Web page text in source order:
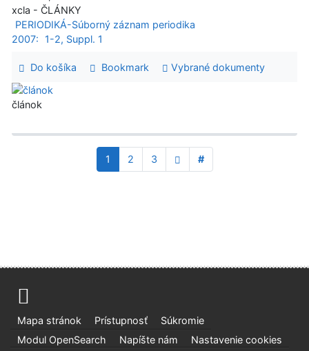
xcla - ČLÁNKY
PERIODIKÁ-Súborný záznam periodika
2007:
1-2, Suppl. 1
Do košíka Bookmark Vybrané dokumenty
článok
1 2 3 #
Mapa stránok Prístupnosť
Súkromie
Modul OpenSearch
Napíšte nám Nastavenie cookies